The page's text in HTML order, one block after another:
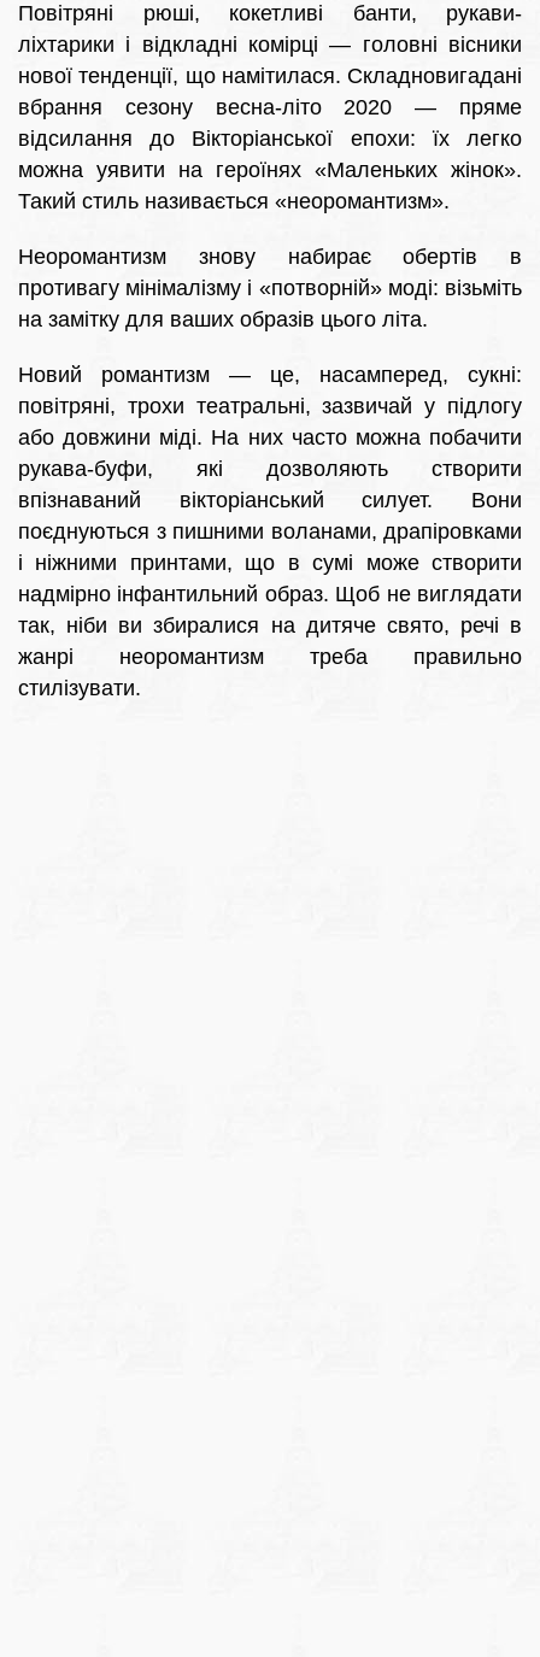
Повітряні рюші, кокетливі банти, рукави-
ліхтарики і відкладні комірці — головні вісники
нової тенденції, що намітилася. Складновигадані
вбрання сезону весна-літо 2020 — пряме
відсилання до Вікторіанської епохи: їх легко
можна уявити на героїнях «Маленьких жінок».
Такий стиль називається «неоромантизм».
Неоромантизм знову набирає обертів в
противагу мінімалізму і «потворній» моді: візьміть
на замітку для ваших образів цього літа.
Новий романтизм — це, насамперед, сукні:
повітряні, трохи театральні, зазвичай у підлогу
або довжини міді. На них часто можна побачити
рукава-буфи, які дозволяють створити
впізнаваний вікторіанський силует. Вони
поєднуються з пишними воланами, драпіровками
і ніжними принтами, що в сумі може створити
надмірно інфантильний образ. Щоб не виглядати
так, ніби ви збиралися на дитяче свято, речі в
жанрі неоромантизм треба правильно
стилізувати.